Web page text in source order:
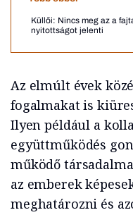
Küllői: Nincs meg az a
nyitottságot jelenti
Az elmúlt évek
fogalmakat is
Ilyen például a
együttműködés
működő
az emberek
meghatározni és